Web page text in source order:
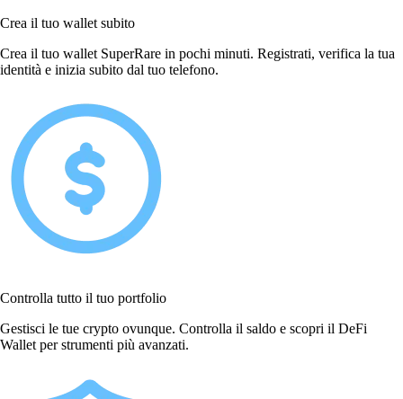
Crea il tuo wallet subito
Crea il tuo wallet SuperRare in pochi minuti. Registrati, verifica la tua
identità e inizia subito dal tuo telefono.
Controlla tutto il tuo portfolio
Gestisci le tue crypto ovunque. Controlla il saldo e scopri il DeFi
Wallet per strumenti più avanzati.